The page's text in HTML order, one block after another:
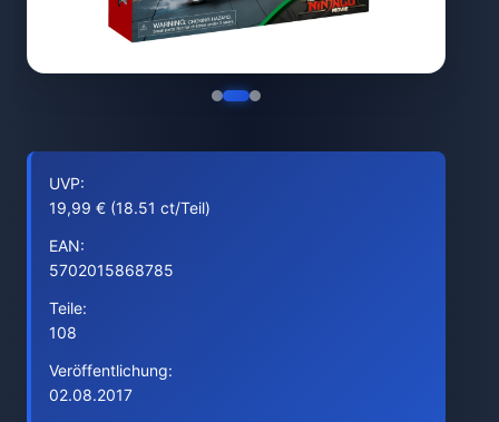
UVP:
19,99 € (18.51 ct/Teil)
EAN:
5702015868785
Teile:
108
Veröffentlichung:
02.08.2017